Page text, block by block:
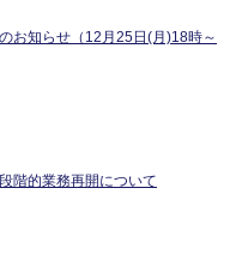
お知らせ（12月25日(月)18時～
階的業務再開について